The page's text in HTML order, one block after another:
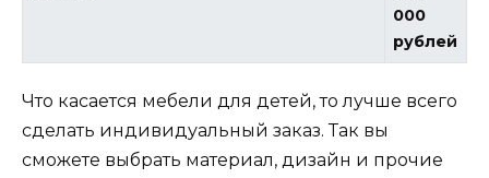
000
рублей
Что касается мебели для детей, то лучше всего
сделать индивидуальный заказ. Так вы
сможете выбрать материал, дизайн и прочие